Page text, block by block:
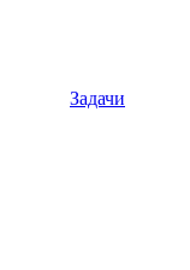
Задачи